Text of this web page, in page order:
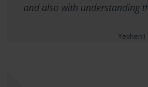
and also with understanding
Yevhenii